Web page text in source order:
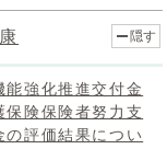
隠す
能強化推進交付金
保険保険者努力支
の評価結果につい